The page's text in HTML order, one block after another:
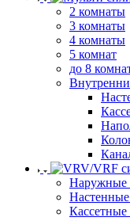
2 комнаты
3 комнаты
4 комнаты
5 комнат
до 8
Наружные